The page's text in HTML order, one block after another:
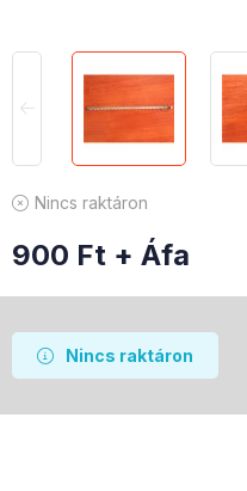
Nincs raktáron
900 Ft + Áfa
Nincs raktáron